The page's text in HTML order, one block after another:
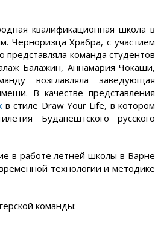
квалификационная школа в
Черноризца Храбра, с участием
команда студентов
Балажин, Аннамария Чокаши,
возглавляла заведующая
В качестве представления
в стиле Draw Your Life, в котором
Будапештского русского
в работе летней школы в Варне
технологии и методике
команды: